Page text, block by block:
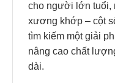
cho người lớn tuổi,
xương khớp – cột
tìm kiếm một giải
nâng cao chất
dài.